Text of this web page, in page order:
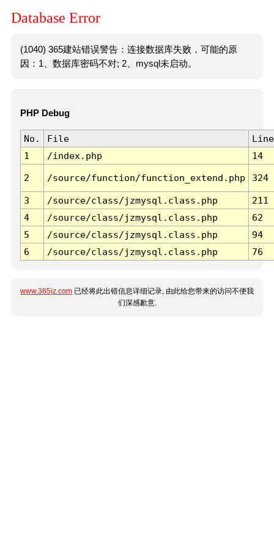
Database Error
(1040) 365建站错误警告：连接数据库失败，可能的原
因：1、数据库密码不对; 2、mysql未启动。
PHP Debug
No. File
Line
1
/index.php 14
2 /source/function/function_extend.php 324
3 /source/class/jzmysql.class.php
211
4
/source/class/jzmysql.class.php
62
5
/source/class/jzmysql.class.php
94
6
/source/class/jzmysql.class.php 76
www.365jz.com 已经将此出错信息详细记录, 由此给您带来的访问不便我
们深感歉意.